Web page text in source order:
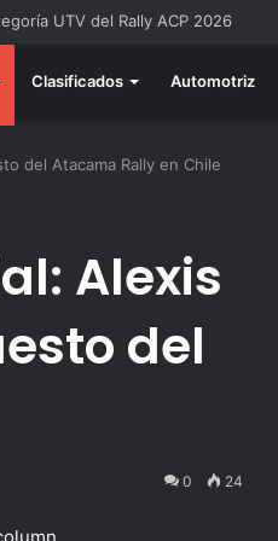
Clasificados Automotriz
del Atacama Rally en Chile
Alexis
del
0 24